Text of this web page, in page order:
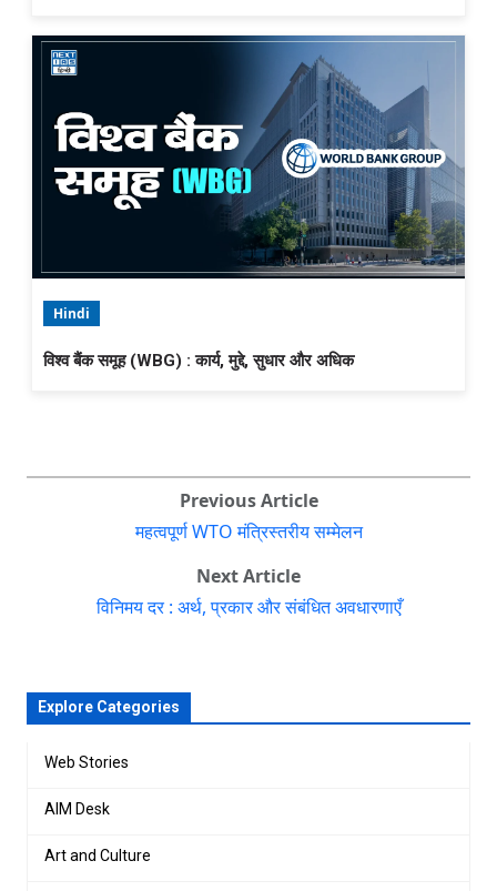
Hindi
विश्व बैंक समूह (WBG) : कार्य, मुद्दे, सुधार और अधिक
Previous Article
महत्वपूर्ण WTO मंत्रिस्तरीय सम्मेलन
Next Article
विनिमय दर : अर्थ, प्रकार और संबंधित अवधारणाएँ
Explore Categories
Web Stories
AIM Desk
Art and Culture